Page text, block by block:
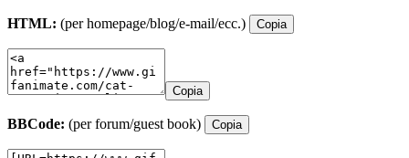
HTML: (per homepage/blog/e-mail/ecc.) Copia
Copia
BBCode: (per forum/guest book) Copia